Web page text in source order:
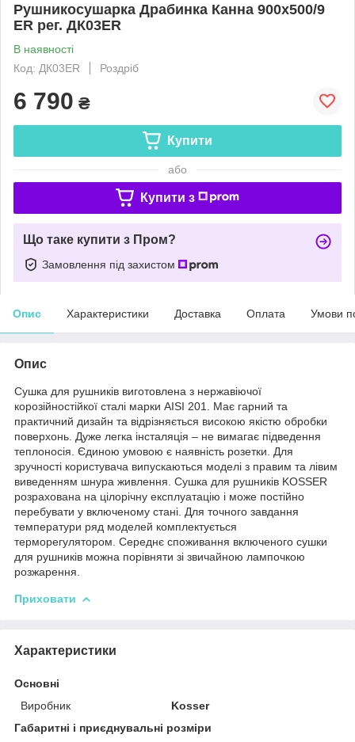
Рушникосушарка Драбинка Канна 900х500/9
ЕR рег. ДК03ER
В наявності
Код: ДК03ER
Роздріб
6 790 ₴
Купити
або
Купити з
Що таке купити з Пром?
Замовлення під захистом
Опис Характеристики Доставка Оплата Умови
Опис
Сушка для рушників виготовлена з нержавіючої
корозійностійкої сталі марки AISI 201. Має гарний та
практичний дизайн та відрізняється високою якістю обробки
поверхонь. Дуже легка інсталяція – не вимагає підведення
теплоносія. Єдиною умовою є наявність розетки. Для
зручності користувача випускаються моделі з правим та лівим
виведенням шнура живлення. Сушка для рушників KOSSER
розрахована на цілорічну експлуатацію і може постійно
перебувати у включеному стані. Для точного завдання
температури ряд моделей комплектується
терморегулятором. Середнє споживання включеного сушки
для рушників можна порівняти зі звичайною лампочкою
розжарення.
Приховати
Характеристики
Основні
Виробник
Kosser
Габаритні і приєднувальні розміри